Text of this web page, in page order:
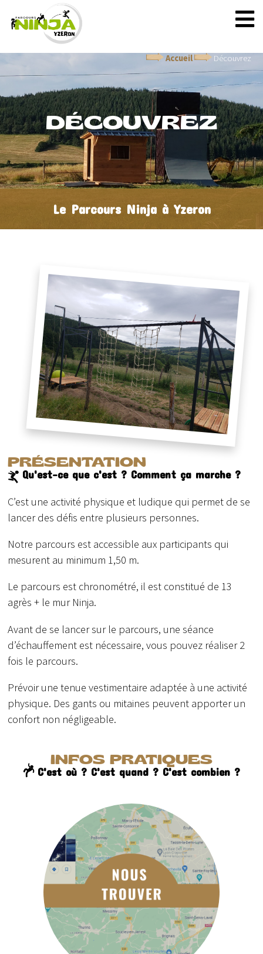
Accueil Découvrez
DÉCOUVREZ
Le Parcours Ninja à Yzeron
PRÉSENTATION
Qu'est-ce que c'est ? Comment ça marche ?
C’est une activité physique et ludique qui permet de se
lancer des défis entre plusieurs personnes.
Notre parcours est accessible aux participants qui
mesurent au minimum 1,50 m.
Le parcours est chronométré, il est constitué de 13
agrès + le mur Ninja.
Avant de se lancer sur le parcours, une séance
d’échauffement est nécessaire, vous pouvez réaliser 2
fois le parcours.
Prévoir une tenue vestimentaire adaptée à une activité
physique. Des gants ou mitaines peuvent apporter un
confort non négligeable.
INFOS PRATIQUES
C'est où ? C'est quand ? C'est combien ?